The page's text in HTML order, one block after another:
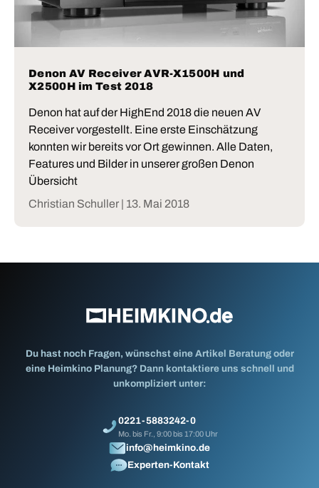
Denon AV Receiver AVR-X1500H und
X2500H im Test 2018
Denon hat auf der HighEnd 2018 die neuen AV
Receiver vorgestellt. Eine erste Einschätzung
konnten wir bereits vor Ort gewinnen. Alle Daten,
Features und Bilder in unserer großen Denon
Übersicht
Christian Schuller | 13. Mai 2018
Du hast noch Fragen, wünschst eine Artikel Beratung oder
eine Heimkino Planung? Dann kontaktiere uns schnell und
unkompliziert unter:
0221-5883242-0
Mo. bis Fr., 9:00 bis 17:00 Uhr
info@heimkino.de
Experten-Kontakt